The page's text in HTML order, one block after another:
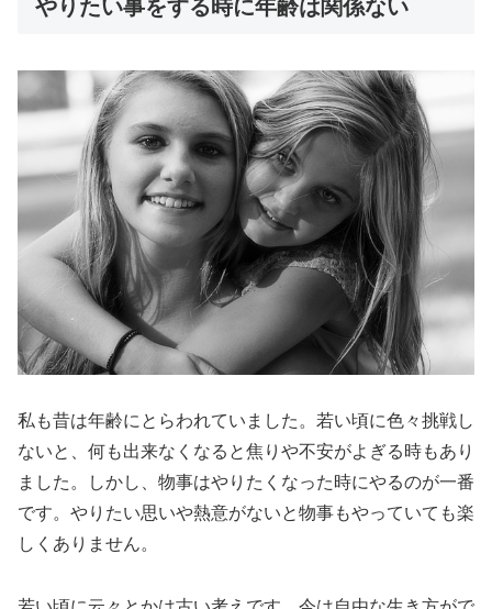
やりたい事をする時に年齢は関係ない
私も昔は年齢にとらわれていました。若い頃に色々挑戦し
ないと、何も出来なくなると焦りや不安がよぎる時もあり
ました。しかし、物事はやりたくなった時にやるのが一番
です。やりたい思いや熱意がないと物事もやっていても楽
しくありません。